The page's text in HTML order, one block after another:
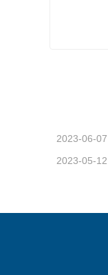
2023-06-07
2023-05-12